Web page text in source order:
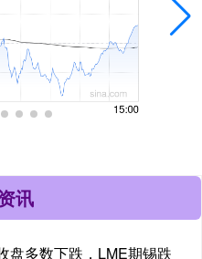
讯
盘多数下跌，LME期锡跌